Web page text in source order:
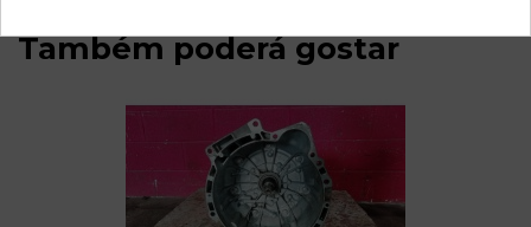
Também poderá gostar